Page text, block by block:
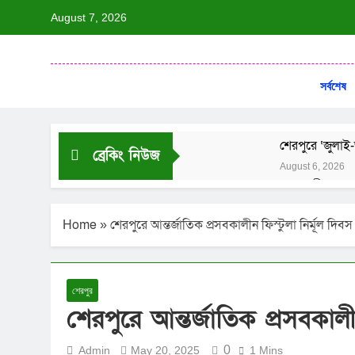
August 7, 2026
সর্বশেষ
ব্রেকিং নিউজ
শেরপুরে
August 6, 2026
বদলগাছীতে
শেরপুরের
August 6, 2026
সুন্দরগঞ্জে
বানিয়াচংয়ে
August 5, 2026
Home»শেরপুরে আন্তর্জাতিক প্রসবকালীন ফিস্টুলা নির্মূল
শেরপুর
শেরপুরে আন্তর্জাতিক
Admin May 20, 2025 0 1 Mins